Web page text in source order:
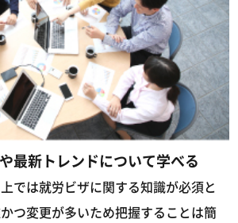
最新トレンドについて学べる
では就労ビザに関する知識が必須と
つ変更が多いため把握することは簡